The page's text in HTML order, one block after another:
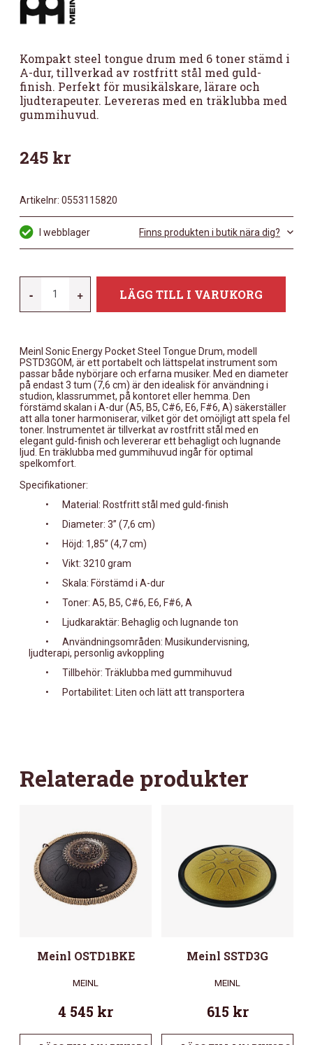
Kompakt steel tongue drum med 6 toner stämd i
A-dur, tillverkad av rostfritt stål med guld-
finish. Perfekt för musikälskare, lärare och
ljudterapeuter. Levereras med en träklubba med
gummihuvud.
245 kr
Artikelnr: 0553115820
I webblager Finns produkten i butik nära dig?
-
PSTD3GOM
+ LÄGG TILL I VARUKORG
Meinl Sonic Energy Pocket Steel Tongue Drum, modell
PSTD3GOM, är ett portabelt och lättspelat instrument som
passar både nybörjare och erfarna musiker. Med en diameter
på endast 3 tum (7,6 cm) är den idealisk för användning i
studion, klassrummet, på kontoret eller hemma. Den
förstämd skalan i A-dur (A5, B5, C#6, E6, F#6, A) säkerställer
att alla toner harmoniserar, vilket gör det omöjligt att spela fel
toner. Instrumentet är tillverkat av rostfritt stål med en
elegant guld-finish och levererar ett behagligt och lugnande
ljud. En träklubba med gummihuvud ingår för optimal
spelkomfort.
Specifikationer:
•
Material: Rostfritt stål med guld-finish
•
Diameter: 3” (7,6 cm)
•
Höjd: 1,85” (4,7 cm)
•
Vikt: 3210 gram
•
Skala: Förstämd i A-dur
•
Toner: A5, B5, C#6, E6, F#6, A
•
Ljudkaraktär: Behaglig och lugnande ton
•
Användningsområden: Musikundervisning,
ljudterapi, personlig avkoppling
•
Tillbehör: Träklubba med gummihuvud
•
Portabilitet: Liten och lätt att transportera
Relaterade produkter
Meinl OSTD1BKE
MEINL
4 545 kr
Meinl SSTD3G
MEINL
615 kr